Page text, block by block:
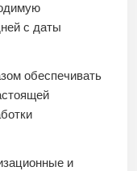
с даты
обеспечивать
и